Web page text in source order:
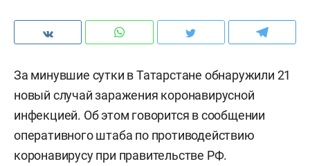
За минувшие сутки в Татарстане обнаружили 21
новый случай заражения коронавирусной
инфекцией. Об этом говорится в сообщении
оперативного штаба по противодействию
коронавирусу при правительстве РФ.